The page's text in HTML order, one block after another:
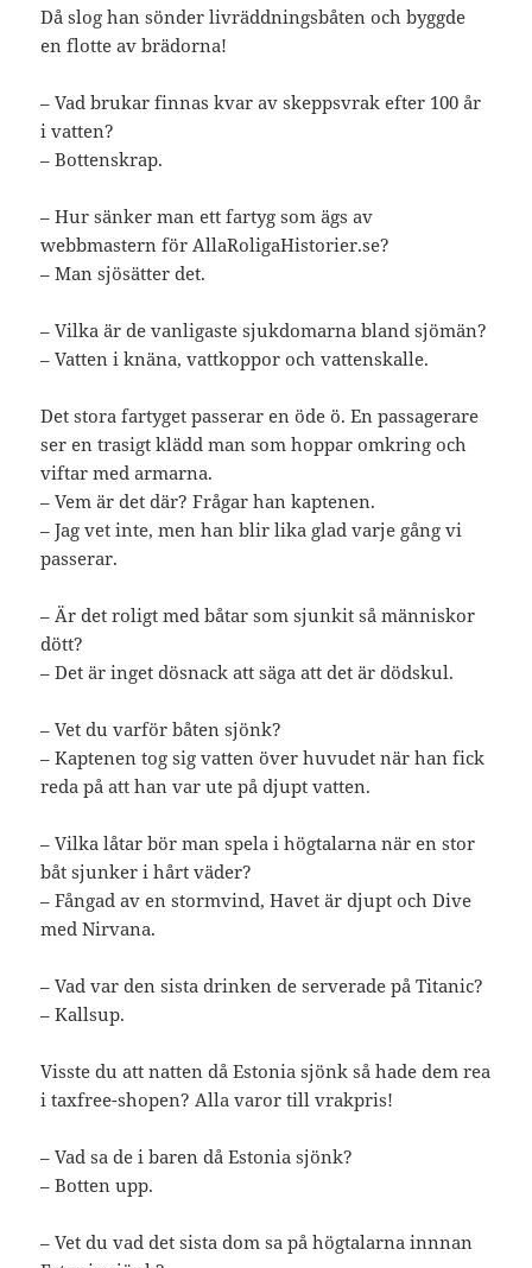
Då slog han sönder livräddningsbåten och byggde
en flotte av brädorna!
– Vad brukar finnas kvar av skeppsvrak efter 100 år
i vatten?
– Bottenskrap.
– Hur sänker man ett fartyg som ägs av
webbmastern för AllaRoligaHistorier.se?
– Man sjösätter det.
– Vilka är de vanligaste sjukdomarna bland sjömän?
– Vatten i knäna, vattkoppor och vattenskalle.
Det stora fartyget passerar en öde ö. En passagerare
ser en trasigt klädd man som hoppar omkring och
viftar med armarna.
– Vem är det där? Frågar han kaptenen.
– Jag vet inte, men han blir lika glad varje gång vi
passerar.
– Är det roligt med båtar som sjunkit så människor
dött?
– Det är inget dösnack att säga att det är dödskul.
– Vet du varför båten sjönk?
– Kaptenen tog sig vatten över huvudet när han fick
reda på att han var ute på djupt vatten.
– Vilka låtar bör man spela i högtalarna när en stor
båt sjunker i hårt väder?
– Fångad av en stormvind, Havet är djupt och Dive
med Nirvana.
– Vad var den sista drinken de serverade på Titanic?
– Kallsup.
Visste du att natten då Estonia sjönk så hade dem rea
i taxfree-shopen? Alla varor till vrakpris!
– Vad sa de i baren då Estonia sjönk?
– Botten upp.
– Vet du vad det sista dom sa på högtalarna innnan